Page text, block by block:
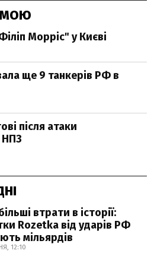
Морріс" у Києві
ще 9 танкерів РФ в
після атаки
НПЗ
втрати в історії:
Rozetka від ударів РФ
мільярдів
12:10